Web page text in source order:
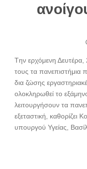
Tην ερχόμενη Δευτέρα,
τους τα πανεπιστήμια
δια ζώσης
ολοκληρωθεί το
λειτουργήσουν τα
εξεταστική, καθορίζει
υπουργού Υγείας,